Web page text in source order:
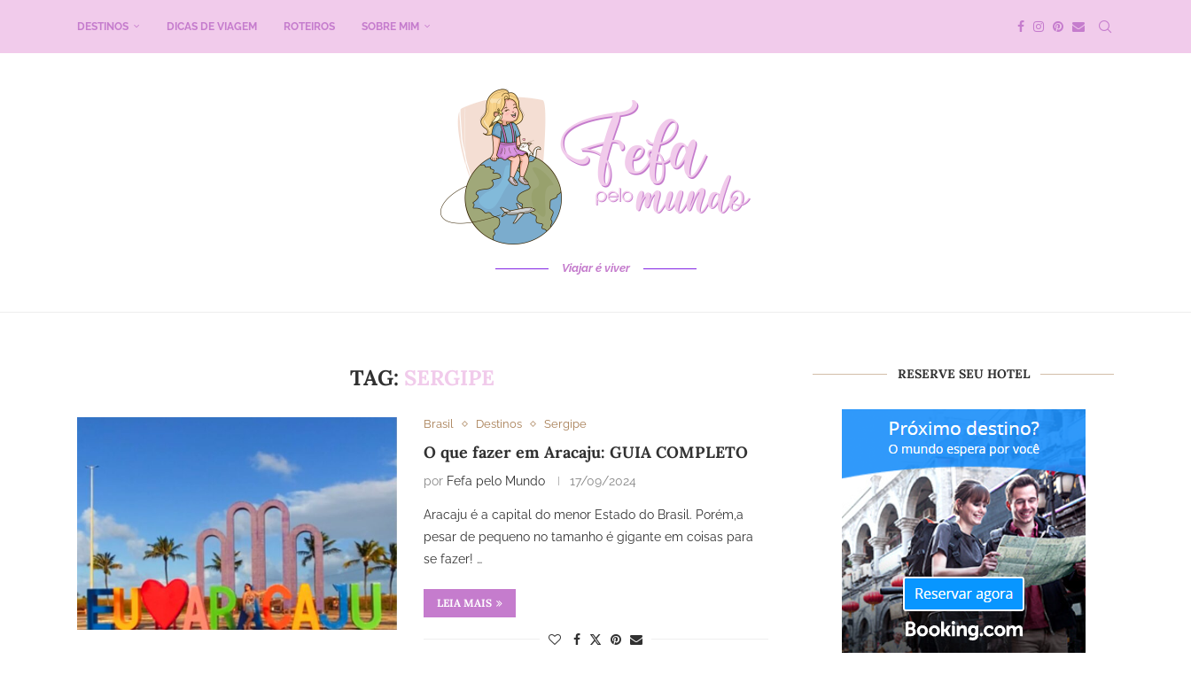
DESTINOS DICAS DE VIAGEM ROTEIROS SOBRE MIM
Viajar é viver
TAG: SERGIPE
Brasil Destinos Sergipe
O que fazer em Aracaju: GUIA COMPLETO
por Fefa pelo Mundo 17/09/2024
Aracaju é a capital do menor Estado do Brasil. Porém,a
pesar de pequeno no tamanho é gigante em coisas para
se fazer! …
LEIA MAIS
RESERVE SEU HOTEL